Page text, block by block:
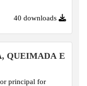
40 downloads
QUEIMADA E
principal for